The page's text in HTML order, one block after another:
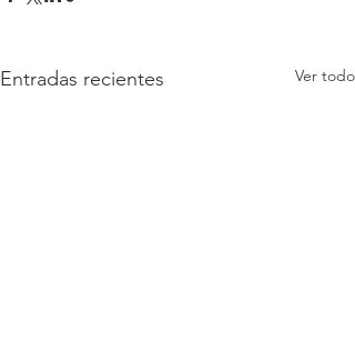
Entradas recientes Ver todo